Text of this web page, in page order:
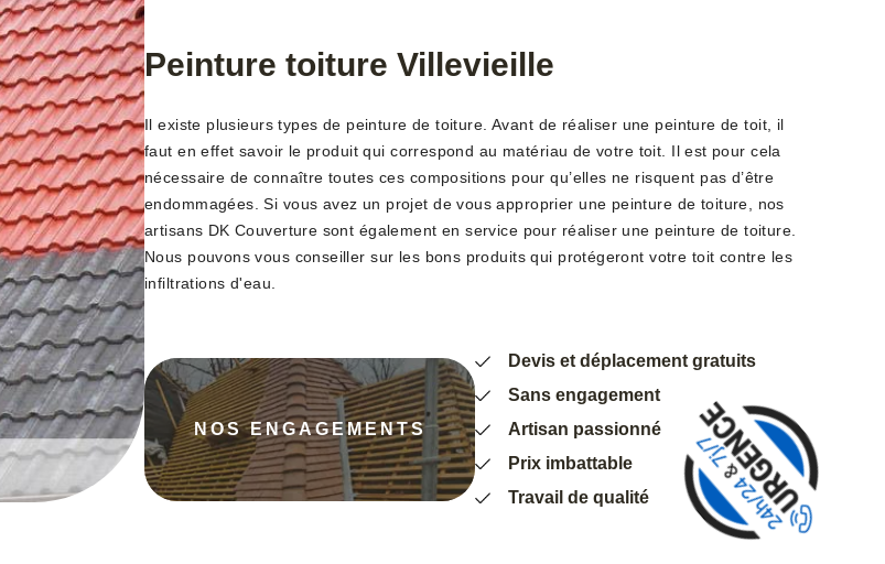
Peinture toiture Villevieille
Il existe plusieurs types de peinture de toiture. Avant de réaliser une peinture de toit, il
faut en effet savoir le produit qui correspond au matériau de votre toit. Il est pour cela
nécessaire de connaître toutes ces compositions pour qu’elles ne risquent pas d’être
endommagées. Si vous avez un projet de vous approprier une peinture de toiture, nos
artisans DK Couverture sont également en service pour réaliser une peinture de toiture.
Nous pouvons vous conseiller sur les bons produits qui protégeront votre toit contre les
infiltrations d'eau.
NOS ENGAGEMENTS
Devis et déplacement gratuits
Sans engagement
Artisan passionné
Prix imbattable
Travail de qualité